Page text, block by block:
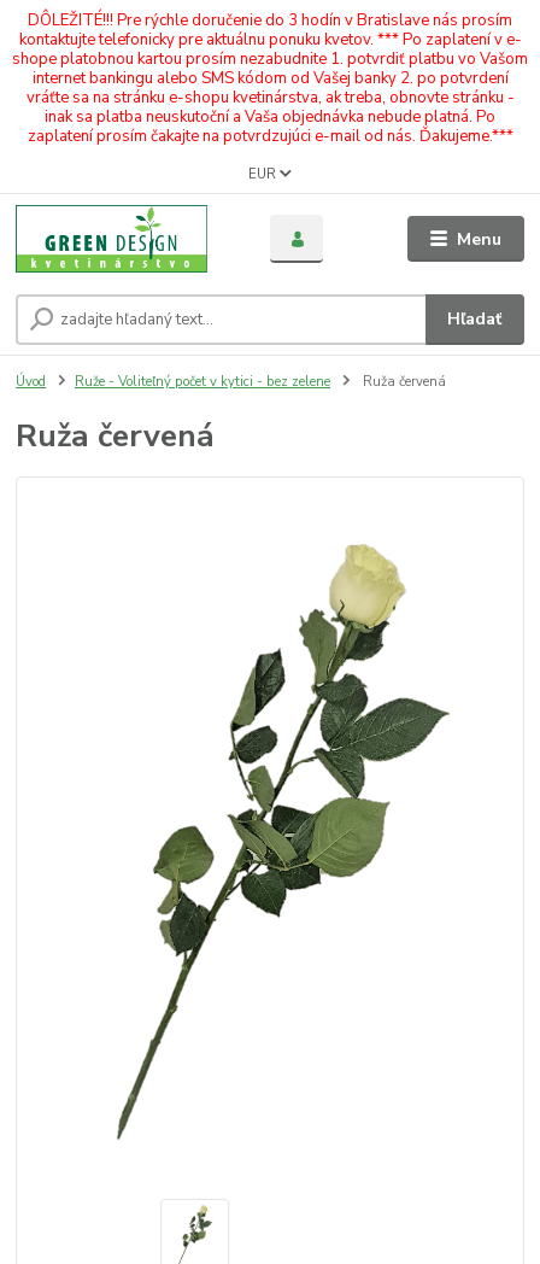
DÔLEŽITÉ!!! Pre rýchle doručenie do 3 hodín v Bratislave nás prosím
kontaktujte telefonicky pre aktuálnu ponuku kvetov. *** Po zaplatení v e-
shope platobnou kartou prosím nezabudnite 1. potvrdiť platbu vo Vašom
internet bankingu alebo SMS kódom od Vašej banky 2. po potvrdení
vráťte sa na stránku e-shopu kvetinárstva, ak treba, obnovte stránku -
inak sa platba neuskutoční a Vaša objednávka nebude platná. Po
zaplatení prosím čakajte na potvrdzujúci e-mail od nás. Ďakujeme.***
Menu
EUR
Hľadať
Úvod Ruže - Voliteľný počet v kytici - bez zelene Ruža červená
Ruža červená